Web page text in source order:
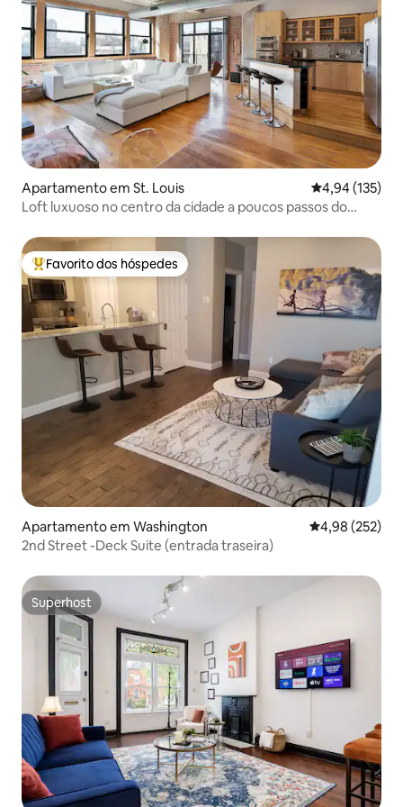
Apartamento em St. Louis Classificação
4,94 (135)
Loft luxuoso no centro da cidade a poucos passos do
Favoritos dos hóspedes mais apreciados
Favorito dos hóspedes
Apartamento em Washington Classificação
4,98 (252)
2nd Street -Deck Suite (entrada traseira)
Superhost
Superhost